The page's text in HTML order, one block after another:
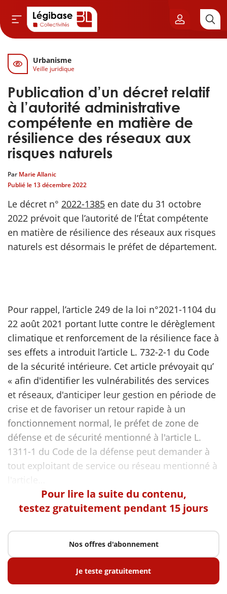
& Cimetières
& Élu local
& Finances locales
publique
Urbanisme
Veille juridique
Publication d’un décret relatif
à l’autorité administrative
compétente en matière de
résilience des réseaux aux
risques naturels
Par Marie Allanic
Publié le 13 décembre 2022
Le décret n° 2022-1385 en date du 31 octobre
2022 prévoit que l’autorité de l’État compétente
en matière de résilience des réseaux aux risques
naturels est désormais le préfet de département.
Pour rappel, l’article 249 de la loi n°2021-1104 du
22 août 2021 portant lutte contre le dérèglement
climatique et renforcement de la résilience face à
ses effets a introduit l’article L. 732-2-1 du Code
de la sécurité intérieure. Cet article prévoyait qu’
« afin d'identifier les vulnérabilités des services
et réseaux, d'anticiper leur gestion en période de
crise et de favoriser un retour rapide à un
fonctionnement normal, le préfet de zone de
défense et de sécurité mentionné à l'article L.
1311-1 du Code de la défense peut demander à
tout exploitant de service ou réseau mentionné à
Pour lire la suite du contenu,
testez gratuitement pendant 15 jours
Nos offres d'abonnement
Je teste gratuitement